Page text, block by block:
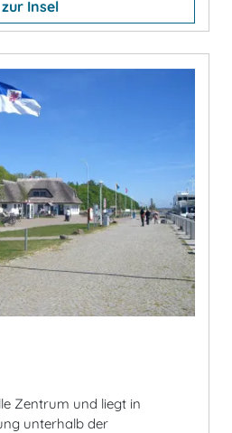
zur Insel
Zentrum und liegt in
unterhalb der